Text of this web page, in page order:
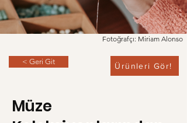
Fotoğrafçı: Miriam Alonso
< Geri Git Ürünleri Gör!
Müze